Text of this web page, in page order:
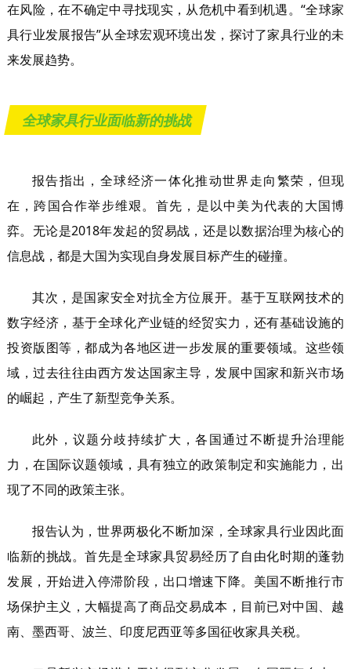
在风险，在不确定中寻找现实，从危机中看到机遇。“全球家
具行业发展报告”从全球宏观环境出发，探讨了家具行业的未
来发展趋势。
全球家具行业面临新的挑战
报告指出，全球经济一体化推动世界走向繁荣，但现
在，跨国合作举步维艰。首先，是以中美为代表的大国博
弈。无论是2018年发起的贸易战，还是以数据治理为核心的
信息战，都是大国为实现自身发展目标产生的碰撞。
其次，是国家安全对抗全方位展开。基于互联网技术的
数字经济，基于全球化产业链的经贸实力，还有基础设施的
投资版图等，都成为各地区进一步发展的重要领域。这些领
域，过去往往由西方发达国家主导，发展中国家和新兴市场
的崛起，产生了新型竞争关系。
此外，议题分歧持续扩大，各国通过不断提升治理能
力，在国际议题领域，具有独立的政策制定和实施能力，出
现了不同的政策主张。
报告认为，世界两极化不断加深，全球家具行业因此面
临新的挑战。首先是全球家具贸易经历了自由化时期的蓬勃
发展，开始进入停滞阶段，出口增速下降。美国不断推行市
场保护主义，大幅提高了商品交易成本，目前已对中国、越
南、墨西哥、波兰、印度尼西亚等多国征收家具关税。